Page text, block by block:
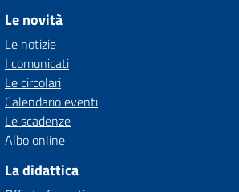
Le novità
Le notizie
I comunicati
Le circolari
Calendario eventi
Le scadenze
Albo online
La didattica